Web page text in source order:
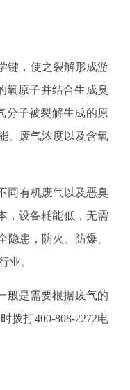
键，使之裂解形成游
氧原子并结合生成臭
分子被裂解生成的原
、废气浓度以及含氧
同有机废气以及恶臭
，设备耗能低，无需
患，防火、防爆、
业。
般是需要根据废气的
拨打400-808-2272电